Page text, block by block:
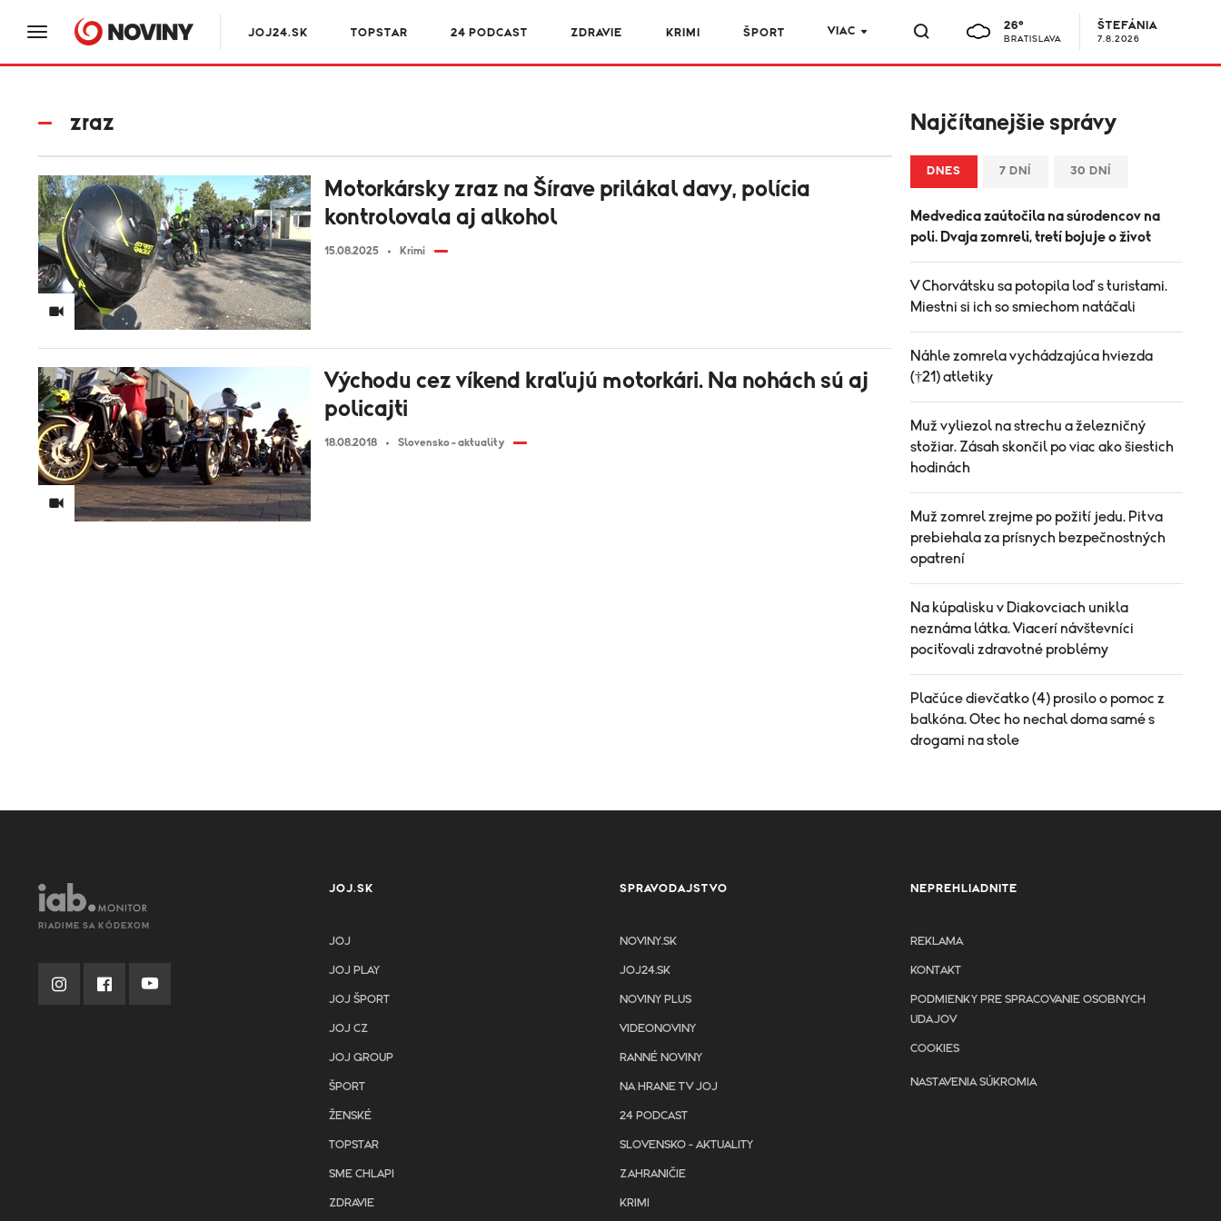
JOJ24.SK TOPSTAR 24 PODCAST ZDRAVIE KRIMI ŠPORT VIAC 26°
BRATISLAVA
ŠTEFÁNIA
7.8.2026
zraz
Motorkársky zraz na Šírave prilákal davy, polícia
kontrolovala aj alkohol
15.08.2025 Krimi
Východu cez víkend kraľujú motorkári. Na nohách sú aj
policajti
18.08.2018 Slovensko - aktuality
Najčítanejšie správy
DNES 7 DNÍ 30 DNÍ
Medvedica zaútočila na súrodencov na
poli. Dvaja zomreli, tretí bojuje o život
V Chorvátsku sa potopila loď s turistami.
Miestni si ich so smiechom natáčali
Náhle zomrela vychádzajúca hviezda
(†21) atletiky
Muž vyliezol na strechu a železničný
stožiar. Zásah skončil po viac ako šiestich
hodinách
Muž zomrel zrejme po požití jedu. Pitva
prebiehala za prísnych bezpečnostných
opatrení
Na kúpalisku v Diakovciach unikla
neznáma látka. Viacerí návštevníci
pociťovali zdravotné problémy
Plačúce dievčatko (4) prosilo o pomoc z
balkóna. Otec ho nechal doma samé s
drogami na stole
RIADIME SA KÓDEXOM
JOJ.SK
JOJ
JOJ PLAY
JOJ ŠPORT
JOJ CZ
JOJ GROUP
ŠPORT
ŽENSKÉ
TOPSTAR
SME CHLAPI
ZDRAVIE
SPRAVODAJSTVO
NOVINY.SK
JOJ24.SK
NOVINY PLUS
VIDEONOVINY
RANNÉ NOVINY
NA HRANE TV JOJ
24 PODCAST
SLOVENSKO - AKTUALITY
ZAHRANIČIE
KRIMI
NEPREHLIADNITE
REKLAMA
KONTAKT
PODMIENKY PRE SPRACOVANIE OSOBNYCH
UDAJOV
COOKIES
NASTAVENIA SÚKROMIA